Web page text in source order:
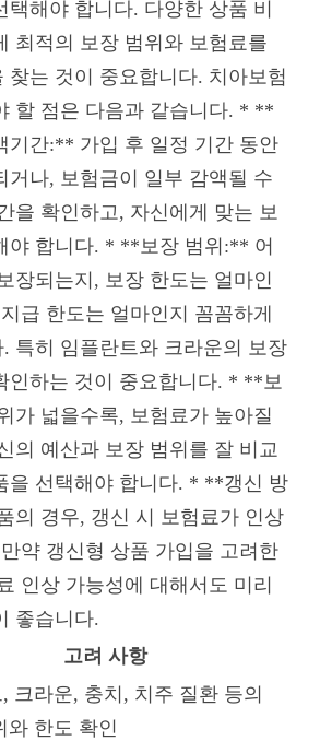
택해야 합니다. 다양한 상품 비
최적의 보장 범위와 보험료를
찾는 것이 중요합니다. 치아보험
할 점은 다음과 같습니다. * **
기간:** 가입 후 일정 기간 동안
거나, 보험금이 일부 감액될 수
을 확인하고, 자신에게 맞는 보
야 합니다. * **보장 범위:** 어
장되는지, 보장 한도는 얼마인
급 한도는 얼마인지 꼼꼼하게
특히 임플란트와 크라운의 보장
인하는 것이 중요합니다. * **보
가 넓을수록, 보험료가 높아질
의 예산과 보장 범위를 잘 비교
을 선택해야 합니다. * **갱신 방
의 경우, 갱신 시 보험료가 인상
약 갱신형 상품 가입을 고려한
인상 가능성에 대해서도 미리
좋습니다.
고려 사항
크라운, 충치, 치주 질환 등의
와 한도 확인